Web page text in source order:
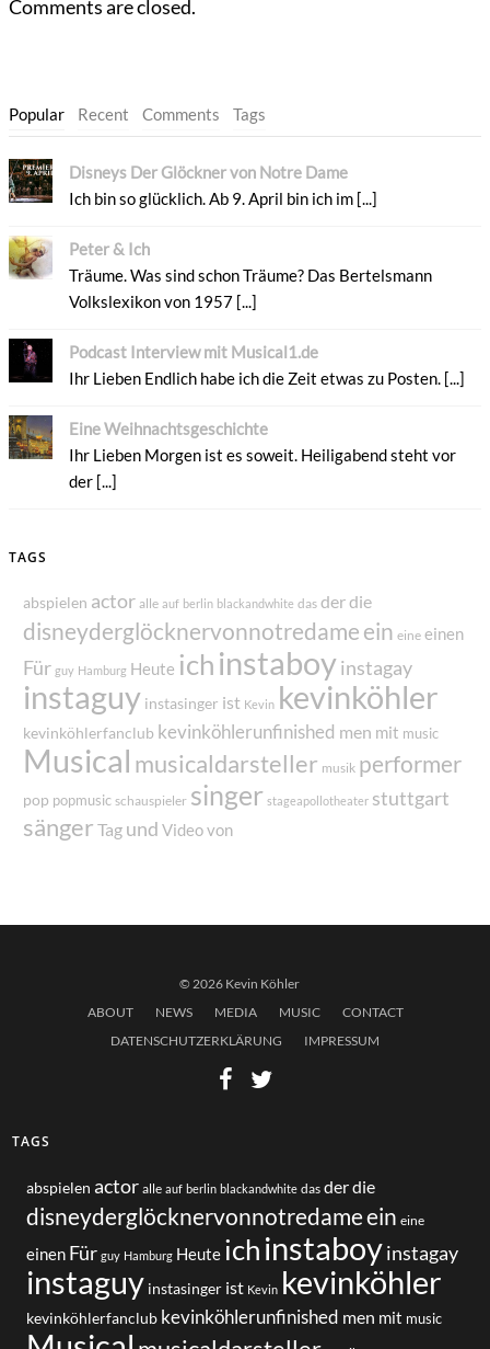
Comments are closed.
Popular Recent Comments Tags
Disneys Der Glöckner von Notre Dame
Ich bin so glücklich. Ab 9. April bin ich im [...]
Peter & Ich
Träume. Was sind schon Träume? Das Bertelsmann
Volkslexikon von 1957 [...]
Podcast Interview mit Musical1.de
Ihr Lieben Endlich habe ich die Zeit etwas zu Posten. [...]
Eine Weihnachtsgeschichte
Ihr Lieben Morgen ist es soweit. Heiligabend steht vor
der [...]
TAGS
abspielen actor alle auf berlin blackandwhite das derdie
disneyderglöcknervonnotredame ein eine einen
Für guy Hamburg Heute ichinstaboy instagay
instaguy instasinger ist Kevin kevinköhler
kevinköhlerfanclub kevinköhlerunfinished men mit music
Musical musicaldarsteller musik performer
pop popmusic schauspieler singer stageapollotheater stuttgart
sänger Tag und Video von
© 2026 Kevin Köhler
ABOUT
NEWS MEDIA MUSIC
CONTACT
DATENSCHUTZERKLÄRUNG
IMPRESSUM
TAGS
abspielen actor alle auf berlin blackandwhite das derdie
disneyderglöcknervonnotredameein eine
einen Für guy Hamburg Heute ichinstaboy instagay
instaguy instasinger ist Kevin kevinköhler
kevinköhlerfanclub kevinköhlerunfinished men mit music